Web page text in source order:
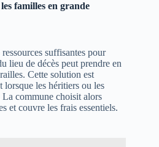
familles en grande
suffisantes pour
lieu de décès peut prendre en
Cette solution est
lorsque les héritiers ou les
La commune choisit alors
et couvre les frais essentiels​.